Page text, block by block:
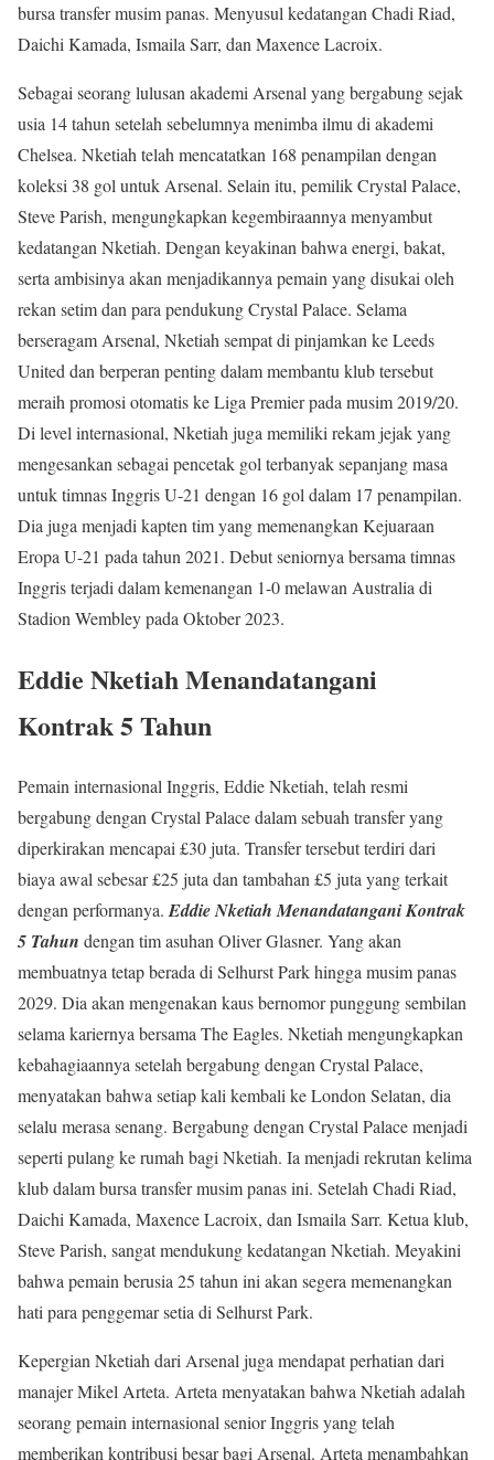
bursa transfer musim panas. Menyusul kedatangan Chadi Riad,
Daichi Kamada, Ismaila Sarr, dan Maxence Lacroix.
Sebagai seorang lulusan akademi Arsenal yang bergabung sejak
usia 14 tahun setelah sebelumnya menimba ilmu di akademi
Chelsea. Nketiah telah mencatatkan 168 penampilan dengan
koleksi 38 gol untuk Arsenal. Selain itu, pemilik Crystal Palace,
Steve Parish, mengungkapkan kegembiraannya menyambut
kedatangan Nketiah. Dengan keyakinan bahwa energi, bakat,
serta ambisinya akan menjadikannya pemain yang disukai oleh
rekan setim dan para pendukung Crystal Palace. Selama
berseragam Arsenal, Nketiah sempat di pinjamkan ke Leeds
United dan berperan penting dalam membantu klub tersebut
meraih promosi otomatis ke Liga Premier pada musim 2019/20.
Di level internasional, Nketiah juga memiliki rekam jejak yang
mengesankan sebagai pencetak gol terbanyak sepanjang masa
untuk timnas Inggris U-21 dengan 16 gol dalam 17 penampilan.
Dia juga menjadi kapten tim yang memenangkan Kejuaraan
Eropa U-21 pada tahun 2021. Debut seniornya bersama timnas
Inggris terjadi dalam kemenangan 1-0 melawan Australia di
Stadion Wembley pada Oktober 2023.
Eddie Nketiah Menandatangani
Kontrak 5 Tahun
Pemain internasional Inggris, Eddie Nketiah, telah resmi
bergabung dengan Crystal Palace dalam sebuah transfer yang
diperkirakan mencapai £30 juta. Transfer tersebut terdiri dari
biaya awal sebesar £25 juta dan tambahan £5 juta yang terkait
dengan performanya. Eddie Nketiah Menandatangani Kontrak
5 Tahun dengan tim asuhan Oliver Glasner. Yang akan
membuatnya tetap berada di Selhurst Park hingga musim panas
2029. Dia akan mengenakan kaus bernomor punggung sembilan
selama kariernya bersama The Eagles. Nketiah mengungkapkan
kebahagiaannya setelah bergabung dengan Crystal Palace,
menyatakan bahwa setiap kali kembali ke London Selatan, dia
selalu merasa senang. Bergabung dengan Crystal Palace menjadi
seperti pulang ke rumah bagi Nketiah. Ia menjadi rekrutan kelima
klub dalam bursa transfer musim panas ini. Setelah Chadi Riad,
Daichi Kamada, Maxence Lacroix, dan Ismaila Sarr. Ketua klub,
Steve Parish, sangat mendukung kedatangan Nketiah. Meyakini
bahwa pemain berusia 25 tahun ini akan segera memenangkan
hati para penggemar setia di Selhurst Park.
Kepergian Nketiah dari Arsenal juga mendapat perhatian dari
manajer Mikel Arteta. Arteta menyatakan bahwa Nketiah adalah
seorang pemain internasional senior Inggris yang telah
memberikan kontribusi besar bagi Arsenal. Arteta menambahkan